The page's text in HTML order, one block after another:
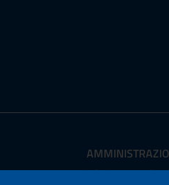
I dati personali